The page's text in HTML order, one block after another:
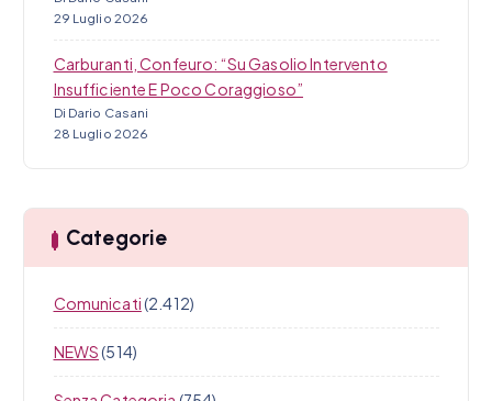
29 Luglio 2026
Carburanti, Confeuro: “Su Gasolio Intervento
Insufficiente E Poco Coraggioso”
Di Dario Casani
28 Luglio 2026
Categorie
Comunicati(2.412)
NEWS(514)